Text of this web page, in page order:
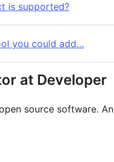
is supported?
you could add…
at Developer
source software.